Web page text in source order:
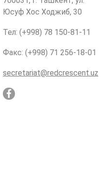
Юсуф Хос Ходжиб, 30
Тел: (+998) 78 150-81-11
Факс: (+998) 71 256-18-01
secretariat@redcrescent.uz